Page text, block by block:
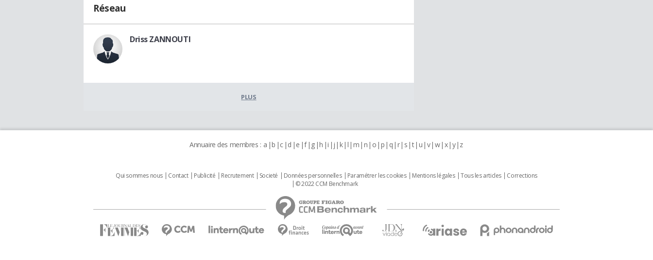
Réseau
Driss ZANNOUTI
PLUS
Annuaire des membres : a b c d e f g h i j k l m n o p q r s t u v w x y z
Qui sommes nous Contact Publicité Recrutement Societé Données personnelles Paramétrer les cookies Mentions légales Tous les articles
Corrections
© 2022 CCM Benchmark